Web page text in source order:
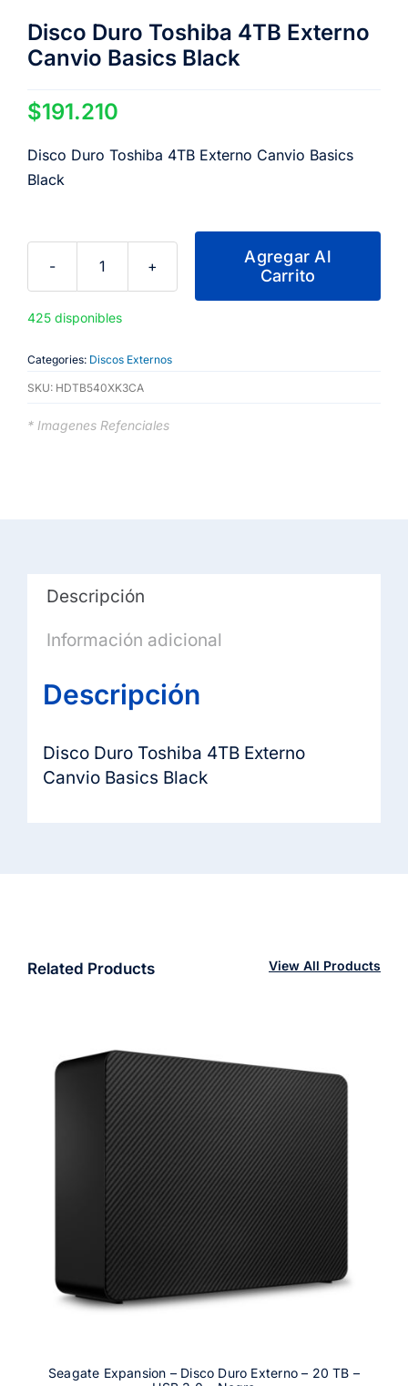
Disco Duro Toshiba 4TB Externo
Canvio Basics Black
$191.210
Disco Duro Toshiba 4TB Externo Canvio Basics
Black
Disco
Toshiba
Basics
Agregar Al
Carrito
425 disponibles
Categories: Discos Externos
SKU: HDTB540XK3CA
* Imagenes Refenciales
Descripción
Información adicional
Descripción
Disco Duro Toshiba 4TB Externo
Canvio Basics Black
Related Products View All Products
Seagate Expansion – Disco Duro Externo – 20 TB –